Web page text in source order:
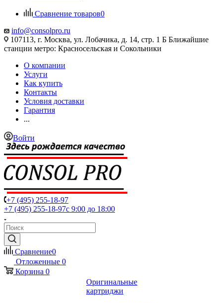
Сравнение товаров0
info@consolpro.ru
107113, г. Москва, ул. Лобачика, д. 14, стр. 1 Б Ближайшие
станции метро: Красносельская и Сокольники
О компании
Услуги
Как купить
Контакты
Условия доставки
Гарантия
...
Войти
+7 (495) 255-18-97
+7 (495) 255-18-97с 9:00 до 18:00
Сравнение0
Отложенные 0
Корзина 0
Оригинальные
картриджи